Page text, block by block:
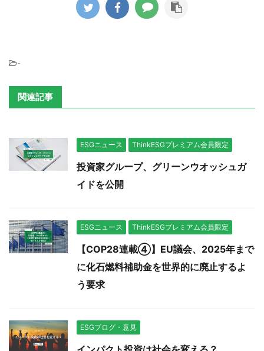
-
関連記事
ESGニュース ThinkESGプレミアム会員限定
投資家グループ、グリーンウオッシュガ
イドを公開
ESGニュース ThinkESGプレミアム会員限定
【COP28連載④】EU議会、2025年まで
に化石燃料補助金を世界的に廃止するよ
う要求
ESGブログ・意見